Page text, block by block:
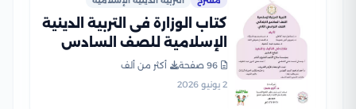
كتاب الوزارة فى التربية الدينية
الإسلامية للصف السادس
بصيغة PDF
96 صفحة
أكثر من ألف
2 يونيو 2026